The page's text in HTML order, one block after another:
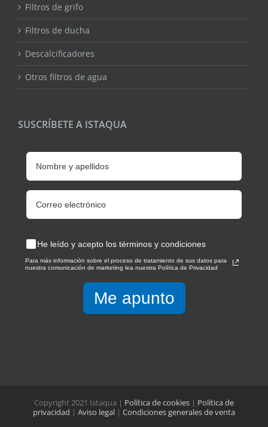
Filtros de grifo
Filtros de ducha
Descalcificadores
Otros filtros de agua
SUSCRÍBETE A ISTAQUA
He leído y acepto los términos y condiciones
Para más información sobre el proceso de tratamiento de sus datos para
nuestra comunicación de marketing lea nuestra Política de Privacidad
Me apunto
Copyright 2021 Istaqua | Política de cookies | Política de
privacidad | Aviso legal | Condiciones generales de venta